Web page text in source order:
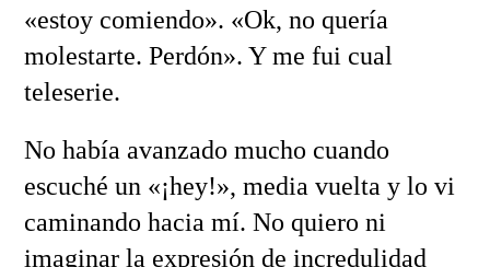
«estoy comiendo». «Ok, no quería
molestarte. Perdón». Y me fui cual
teleserie.
No había avanzado mucho cuando
escuché un «¡hey!», media vuelta y lo vi
caminando hacia mí. No quiero ni
imaginar la expresión de incredulidad